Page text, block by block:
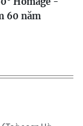
60 năm